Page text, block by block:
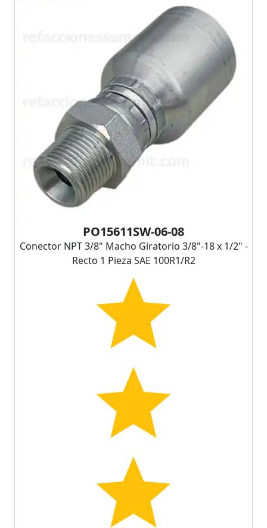
PO15611SW-06-08
Conector NPT 3/8" Macho Giratorio 3/8"-18 x 1/2" -
Recto 1 Pieza SAE 100R1/R2